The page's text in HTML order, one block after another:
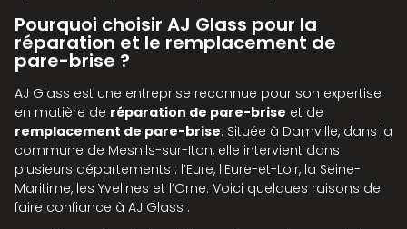
Pourquoi choisir AJ Glass pour la
réparation et le remplacement de
pare-brise ?
AJ Glass est une entreprise reconnue pour son expertise
en matière de réparation de pare-brise et de
remplacement de pare-brise. Située à Damville, dans la
commune de Mesnils-sur-Iton, elle intervient dans
plusieurs départements : l’Eure, l’Eure-et-Loir, la Seine-
Maritime, les Yvelines et l’Orne. Voici quelques raisons de
faire confiance à AJ Glass :